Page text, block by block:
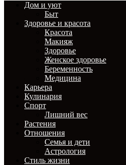
Дом и уют
Быт
Здоровье и красота
Красота
Макияж
Здоровье
Женское здоровье
Беременность
Медицина
Карьера
Кулинария
Спорт
Лишний вес
Растения
Отношения
Семья и дети
Астрология
Стиль жизни